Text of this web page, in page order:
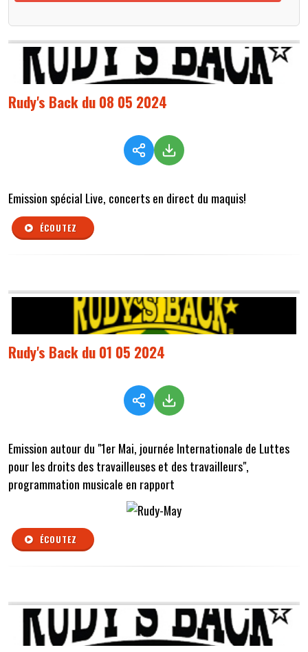
Rudy's Back du 08 05 2024
Emission spécial Live, concerts en direct du maquis!
ÉCOUTEZ
Rudy's Back du 01 05 2024
Emission autour du "1er Mai, journée Internationale de Luttes
pour les droits des travailleuses et des travailleurs",
programmation musicale en rapport
ÉCOUTEZ